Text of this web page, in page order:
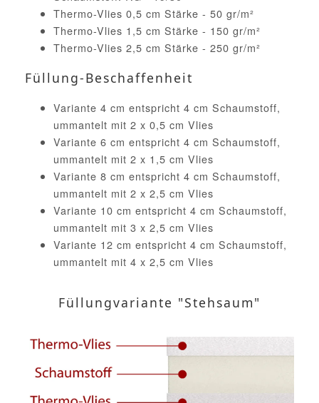
Thermo-Vlies 0,5 cm Stärke - 50 gr/m²
Thermo-Vlies 1,5 cm Stärke - 150 gr/m²
Thermo-Vlies 2,5 cm Stärke - 250 gr/m²
Füllung-Beschaffenheit
Variante 4 cm entspricht 4 cm Schaumstoff,
ummantelt mit 2 x 0,5 cm Vlies
Variante 6 cm entspricht 4 cm Schaumstoff,
ummantelt mit 2 x 1,5 cm Vlies
Variante 8 cm entspricht 4 cm Schaumstoff,
ummantelt mit 2 x 2,5 cm Vlies
Variante 10 cm entspricht 4 cm Schaumstoff,
ummantelt mit 3 x 2,5 cm Vlies
Variante 12 cm entspricht 4 cm Schaumstoff,
ummantelt mit 4 x 2,5 cm Vlies
Füllungvariante "Stehsaum"